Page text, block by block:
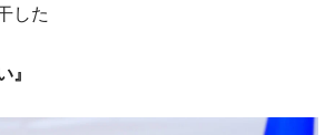
した
』